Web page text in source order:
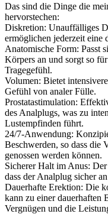
Das sind die Dinge die
hervorstechen:
Diskretion: Unauffälliges
ermöglichen jederzeit eine
Anatomische Form: Passt
Körpers an und sorgt so
Tragegefühl.
Volumen: Bietet
Gefühl von analer Fülle.
Prostatastimulation:
des Analplugs, was zu
Lustempfinden führt.
24/7-Anwendung:
Beschwerden, so dass die
genossen werden können.
Sicherer Halt im Anus:
dass der Analplug sicher
Dauerhafte Erektion: Die
kann zu einer dauerhaften
Vergnügen und die